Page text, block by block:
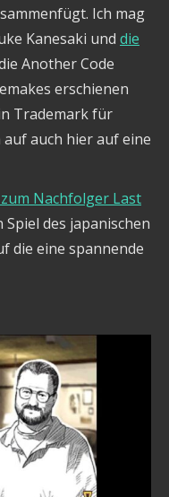
Ich mag
Kanesaki und die
Another Code
erschienen
Trademark für
auch hier auf eine
Nachfolger Last
des japanischen
die eine spannende